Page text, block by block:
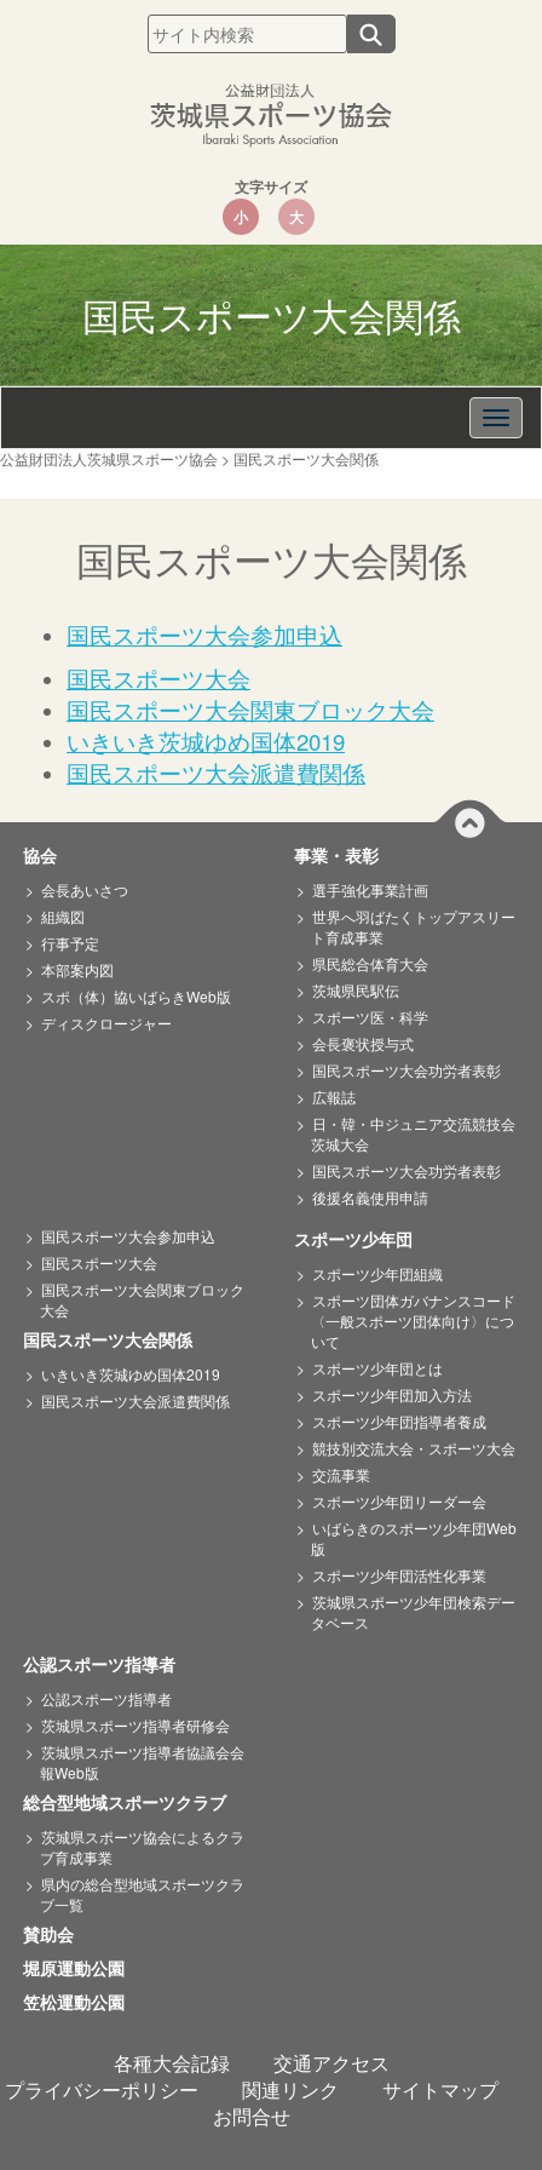
文字サイズ
小
大
国民スポーツ大会関係
公益財団法人茨城県スポーツ協会 > 国民スポーツ大会関係
国民スポーツ大会関係
国民スポーツ大会参加申込
国民スポーツ大会
国民スポーツ大会関東ブロック大会
いきいき茨城ゆめ国体2019
国民スポーツ大会派遣費関係
協会
会長あいさつ
組織図
行事予定
本部案内図
スポ（体）協いばらきWeb版
ディスクロージャー
事業・表彰
選手強化事業計画
世界へ羽ばたくトップアスリー
ト育成事業
県民総合体育大会
茨城県民駅伝
スポーツ医・科学
会長褒状授与式
国民スポーツ大会功労者表彰
広報誌
日・韓・中ジュニア交流競技会
茨城大会
国民スポーツ大会功労者表彰
後援名義使用申請
国民スポーツ大会参加申込
国民スポーツ大会
国民スポーツ大会関東ブロック
大会
国民スポーツ大会関係
いきいき茨城ゆめ国体2019
国民スポーツ大会派遣費関係
スポーツ少年団
スポーツ少年団組織
スポーツ団体ガバナンスコード
〈一般スポーツ団体向け〉につ
いて
スポーツ少年団とは
スポーツ少年団加入方法
スポーツ少年団指導者養成
競技別交流大会・スポーツ大会
交流事業
スポーツ少年団リーダー会
いばらきのスポーツ少年団Web
版
スポーツ少年団活性化事業
茨城県スポーツ少年団検索デー
タベース
公認スポーツ指導者
公認スポーツ指導者
茨城県スポーツ指導者研修会
茨城県スポーツ指導者協議会会
報Web版
総合型地域スポーツクラブ
茨城県スポーツ協会によるクラ
ブ育成事業
県内の総合型地域スポーツクラ
ブ一覧
賛助会
堀原運動公園
笠松運動公園
各種大会記録
交通アクセス
プライバシーポリシー
関連リンク
サイトマップ
お問合せ